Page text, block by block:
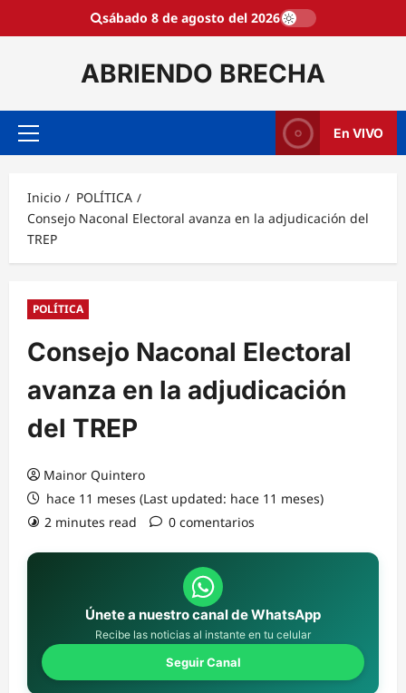
sábado 8 de agosto del 2026
ABRIENDO BRECHA
Menú
En VIVO
Inicio
POLÍTICA
Consejo Naconal Electoral avanza en la adjudicación del
TREP
POLÍTICA
Consejo Naconal Electoral
avanza en la adjudicación
del TREP
Mainor Quintero
hace 11 meses (Last updated: hace 11 meses)
2 minutes read
0 comentarios
Únete a nuestro canal de WhatsApp
Recibe las noticias al instante en tu celular
Seguir Canal